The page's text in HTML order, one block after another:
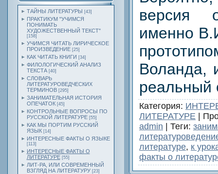
ТАЙНЫ ЛИТЕРАТУРЫ [43]
ПРАКТИКУМ "УЧИМСЯ
ПОНИМАТЬ
ХУДОЖЕСТВЕННЫЙ ТЕКСТ"
[158]
УЧИМСЯ ЧИТАТЬ ЛИРИЧЕСКОЕ
ПРОИЗВЕДЕНИЕ [25]
КАК ЧИТАТЬ КНИГИ [34]
ФИЛОЛОГИЧЕСКИЙ АНАЛИЗ
ТЕКСТА [40]
СЛОВАРЬ
ЛИТЕРАТУРОВЕДЧЕСКИХ
ТЕРМИНОВ [295]
ЗАНИМАТЕЛЬНАЯ ИСТОРИЯ
ОПЕЧАТОК [45]
КОНТРОЛЬНЫЕ ВОПРОСЫ ПО
РУССКОЙ ЛИТЕРАТУРЕ [55]
КАК МЫ ПОРТИМ РУССКИЙ
ЯЗЫК [14]
ИНТЕРЕСНЫЕ ФАКТЫ О ЯЗЫКЕ
[113]
ИНТЕРЕСНЫЕ ФАКТЫ О
ЛИТЕРАТУРЕ [55]
ЛИТ-РА, ИЛИ СОВРЕМЕННЫЙ
ВЗГЛЯД НА ЛИТЕРАТУРУ [23]
версия
именно
Воланда,
реальный
Категория:
ЛИТЕРАТУРЕ |
admin | Теги:
литературе, к
факты о